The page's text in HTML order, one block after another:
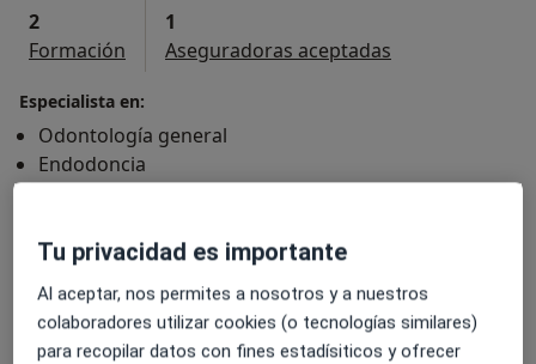
2
Formación
1
Aseguradoras aceptadas
Especialista en:
Odontología general
Endodoncia
Principales enfermedades tratadas
Infección dental
Dolor de muelas
Diente roto - Fractura dental
Pulpitis dental irreversible
Absceso dental
Tu privacidad es importante
Al aceptar, nos permites a nosotros y a nuestros
colaboradores utilizar cookies (o tecnologías similares)
para recopilar datos con fines estadísiticos y ofrecer